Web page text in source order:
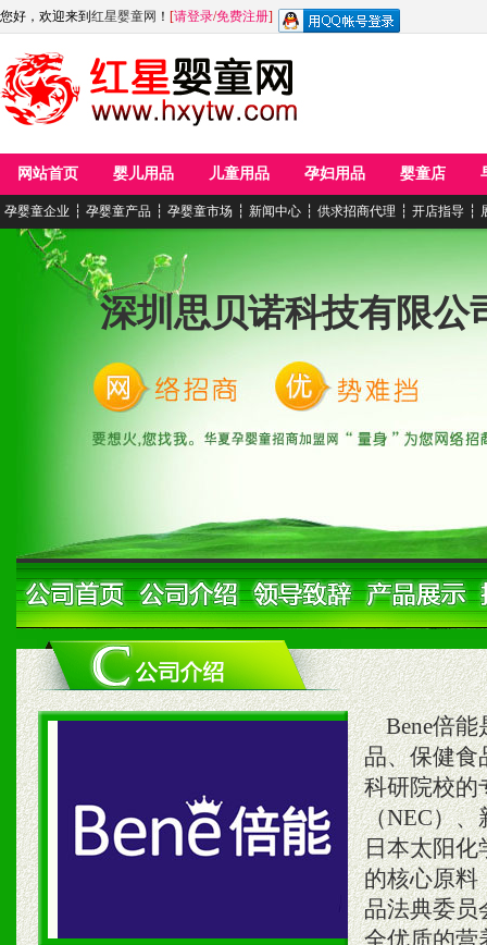
您好，欢迎来到 红星婴童网 ！ [请登录/免费注册]
网站首页 婴儿用品 儿童用品 孕妇用品 婴童店
孕婴童企业 ┆ 孕婴童产品 ┆ 孕婴童市场 ┆ 新闻中心 ┆ 供求招商代理 ┆ 开店指导 ┆
深圳思贝诺科技有限公
Bene倍能
品、保健食
科研院校的
（NEC）、
日本太阳化
的核心原料
品法典委员
全优质的营